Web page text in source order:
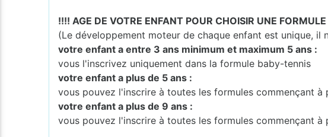
!!!! AGE DE VOTRE ENFANT POUR CHOISIR UNE
(Le développement moteur de chaque enfant est unique,
votre enfant a entre 3 ans minimum et maximum 5 ans :
vous l'inscrivez uniquement dans la formule baby-tennis
votre enfant a plus de 5 ans :
vous pouvez l'inscrire à toutes les formules commençant à
votre enfant a plus de 9 ans :
vous pouvez l'inscrire à toutes les formules commençant à